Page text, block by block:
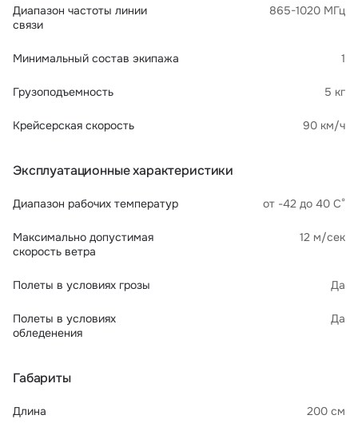
Диапазон частоты линии
связи
865-1020 МГц
Минимальный состав экипажа 1
Грузоподъемность 5 кг
Крейсерская скорость 90 км/ч
Эксплуатационные характеристики
Диапазон рабочих температур от -42 до 40 С°
Максимально допустимая
скорость ветра
12 м/сек
Полеты в условиях грозы Да
Полеты в условиях
обледенения
Да
Габариты
Длина 200 см